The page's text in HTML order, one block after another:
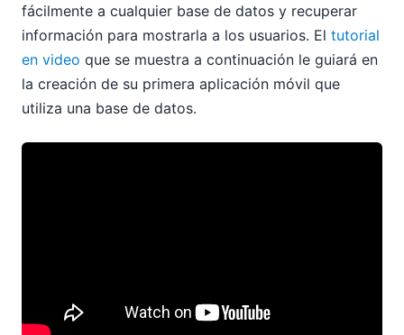
2014
2013
2012
2011
2010
2009
fácilmente a cualquier base de datos y recuperar
información para mostrarla a los usuarios. El tutorial
en video que se muestra a continuación le guiará en
la creación de su primera aplicación móvil que
utiliza una base de datos.